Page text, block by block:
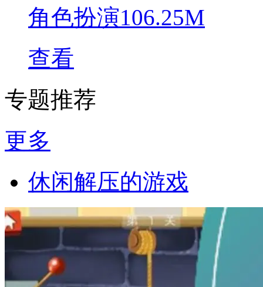
角色扮演106.25M
查看
专题推荐
更多
休闲解压的游戏